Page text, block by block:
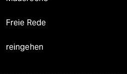
Freie Rede
reingehen